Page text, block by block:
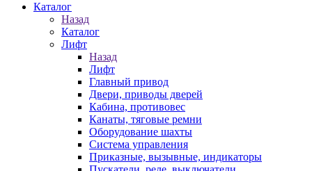
Каталог
Назад
Каталог
Лифт
Назад
Лифт
Главный привод
Двери, приводы дверей
Кабина, противовес
Канаты, тяговые ремни
Оборудование шахты
Система управления
Приказные, вызывные, индикаторы